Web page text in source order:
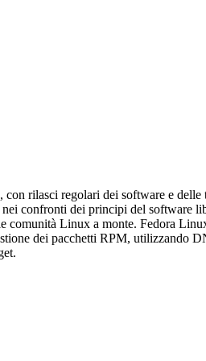
rilasci regolari dei software e
confronti dei principi del software
Linux a monte. Fedora
dei pacchetti RPM, utilizzando